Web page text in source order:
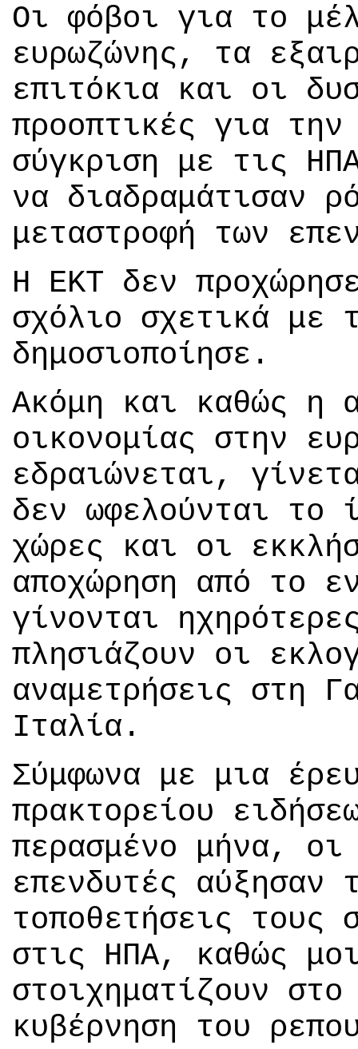
Οι φόβοι για το
ευρωζώνης, τα
επιτόκια και οι
προοπτικές για
σύγκριση με τις
να διαδραμάτισαν
μεταστροφή των
Η ΕΚΤ δεν
σχόλιο σχετικά με
δημοσιοποίησε.
Ακόμη και καθώς η
οικονομίας στην
εδραιώνεται,
δεν ωφελούνται το
χώρες και οι
αποχώρηση από το
γίνονται
πλησιάζουν οι
αναμετρήσεις στη
Ιταλία.
Σύμφωνα με μια
πρακτορείου
περασμένο μήνα, οι
επενδυτές αύξησαν
τοποθετήσεις τους
στις ΗΠΑ, καθώς
στοιχηματίζουν
κυβέρνηση του